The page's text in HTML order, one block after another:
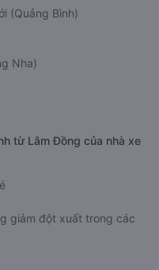
(Quảng Bình)
Nha)
từ Lâm Đồng của nhà xe
giảm đột xuất trong các